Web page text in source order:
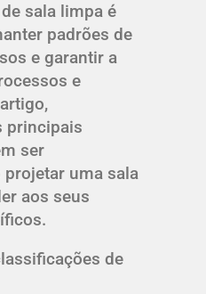
sala limpa é
padrões de
e garantir a
e
principais
ser
uma sala
aos seus
de